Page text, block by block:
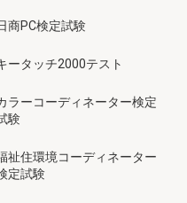
商PC検定試験
ータッチ2000テスト
ラーコーディネーター検定
験
祉住環境コーディネーター
定試験